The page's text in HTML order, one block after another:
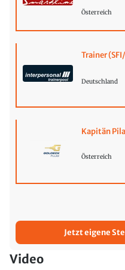
Österreich
Trainer
Deutschland
Kapitän
Österreich
Jetzt eigene
Video